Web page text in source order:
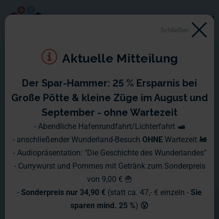
Über das Wunderland
Wie hat damals eigentlich alles
angefangen? Wer steckt hinter dieser
verrückten Idee, die größte
Modelleisenbahn der Welt zu bauen?
Wie lässt sich das Wunderland in
Schließen
Aktuelle Mitteilung
Der Spar-Hammer: 25 % Ersparnis bei
Große Pötte & kleine Züge im August und
September - ohne Wartezeit
- Abendliche Hafenrundfahrt/Lichterfahrt 🛥️
- anschließender Wunderland-Besuch OHNE Wartezeit 🚂
- Audiopräsentation: "Die Geschichte des Wunderlandes"
- Currywurst und Pommes mit Getränk zum Sonderpreis
von 9,00 € 🍟
- Sonderpreis nur 34,90 € (statt ca. 47,- € einzeln - Sie
sparen mind. 25 %) 😮